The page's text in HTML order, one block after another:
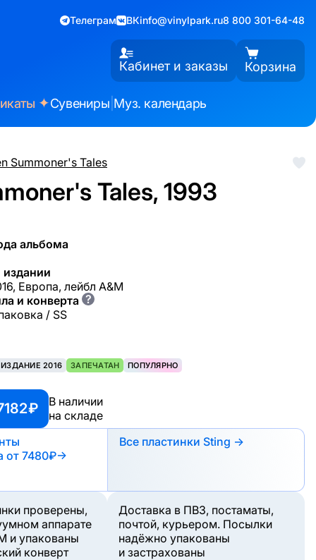
Телеграм ВКinfo@vinylpark.ru8 800 301-64-48
Кабинет и заказы Корзина
✦Сувениры Муз. календарь
Summoner's Tales
Tales, 1993
альбома
Европа, лейбл A&M
и конверта ?
/ SS
2016 ЗАПЕЧАТАН ПОПУЛЯРНО
₽
В наличии
на складе
от 7480₽→
Все пластинки Sting →
проверены,
аппарате
и упакованы
конверт
Доставка в ПВЗ, постаматы,
почтой, курьером. Посылки
надёжно упакованы
и застрахованы